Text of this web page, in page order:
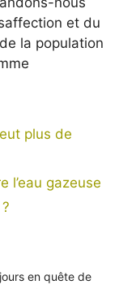
et du
la population
plus de
l’eau gazeuse
en quête de